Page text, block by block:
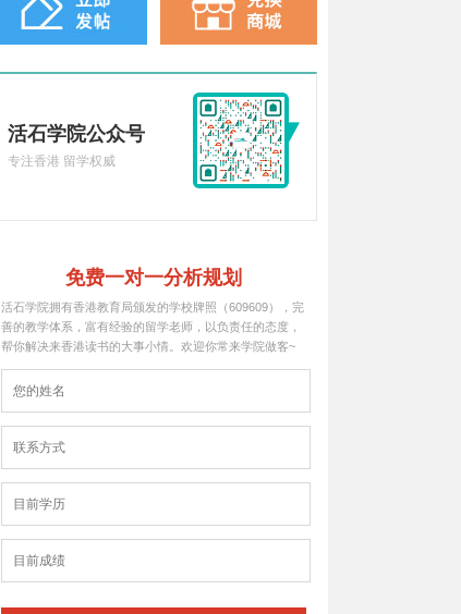
活石学院公众号
专注香港 留学权威
免费一对一分析规划
活石学院拥有香港教育局颁发的学校牌照（609609），完
善的教学体系，富有经验的留学老师，以负责任的态度，
帮你解决来香港读书的大事小情。欢迎你常来学院做客~